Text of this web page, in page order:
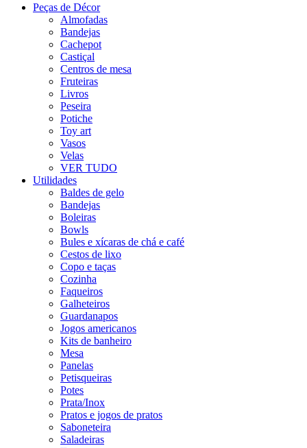
Peças de Décor
Almofadas
Bandejas
Cachepot
Castiçal
Centros de mesa
Fruteiras
Livros
Peseira
Potiche
Toy art
Vasos
Velas
VER TUDO
Utilidades
Baldes de gelo
Bandejas
Boleiras
Bowls
Bules e xícaras de chá e café
Cestos de lixo
Copo e taças
Cozinha
Faqueiros
Galheteiros
Guardanapos
Jogos americanos
Kits de banheiro
Mesa
Panelas
Petisqueiras
Potes
Prata/Inox
Pratos e jogos de pratos
Saboneteira
Saladeiras